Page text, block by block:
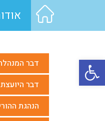
פתח סרגל נגישות
דבר
דבר היועצת
הנהגת